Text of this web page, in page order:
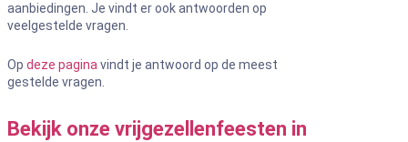
aanbiedingen. Je vindt er ook antwoorden op
veelgestelde vragen.
Op deze paginavindt je antwoord op de meest
gestelde vragen.
Bekijk onze vrijgezellenfeesten in